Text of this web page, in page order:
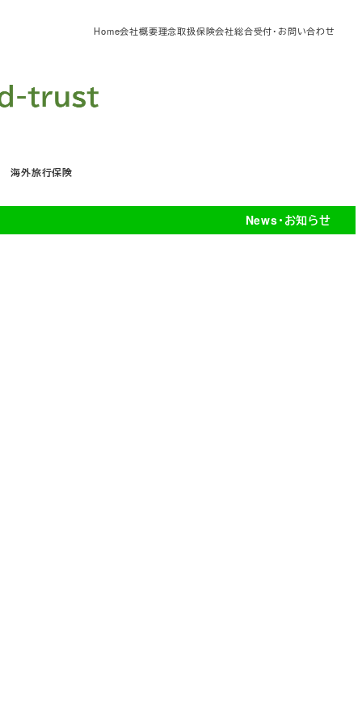
Home会社概要理念取扱保険会社総合受付・お問い合わせ
海外旅行保険
News・お知らせ